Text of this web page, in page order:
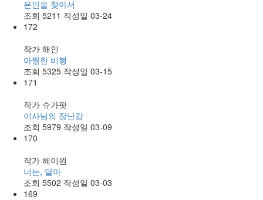
은인을 찾아서
조회 5211 작성일 03-24
172
작가 해인
아찔한 비행
조회 5325 작성일 03-15
171
작가 슈가팟
이사님의 장난감
조회 5979 작성일 03-09
170
작가 헤이원
너는, 달아
조회 5502 작성일 03-03
169